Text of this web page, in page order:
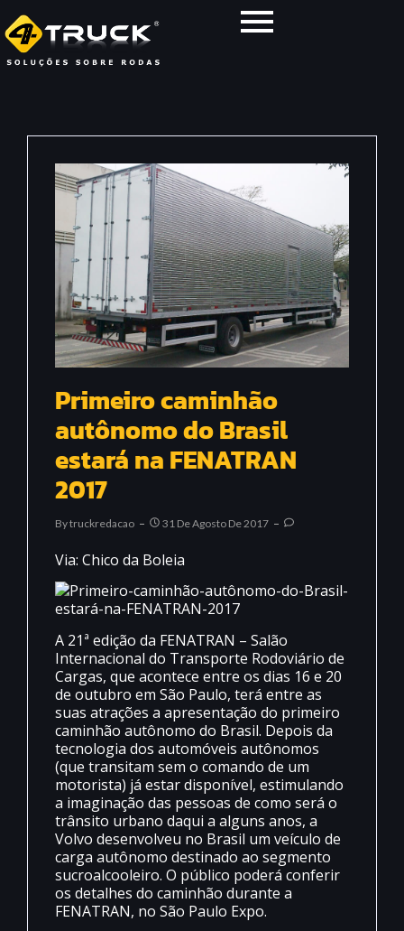
Primeiro caminhão
autônomo do Brasil
estará na FENATRAN
2017
ByTruckredacao 31 De Agosto De 2017
Via: Chico da Boleia
A 21ª edição da FENATRAN – Salão
Internacional do Transporte Rodoviário de
Cargas, que acontece entre os dias 16 e 20
de outubro em São Paulo, terá entre as
suas atrações a apresentação do primeiro
caminhão autônomo do Brasil. Depois da
tecnologia dos automóveis autônomos
(que transitam sem o comando de um
motorista) já estar disponível, estimulando
a imaginação das pessoas de como será o
trânsito urbano daqui a alguns anos, a
Volvo desenvolveu no Brasil um veículo de
carga autônomo destinado ao segmento
sucroalcooleiro. O público poderá conferir
os detalhes do caminhão durante a
FENATRAN, no São Paulo Expo.